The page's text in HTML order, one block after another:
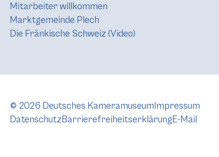
Mitarbeiter willkommen
Marktgemeinde Plech
Die Fränkische Schweiz (Video)
© 2026 Deutsches Kameramuseum Impressum
DatenschutzBarrierefreiheitserklärungE-Mail